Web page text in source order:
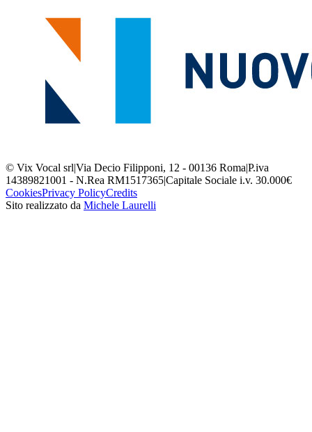
© Vix Vocal srl|Via Decio Filipponi, 12 - 00136 Roma|P.iva
14389821001 - N.Rea RM1517365|Capitale Sociale i.v. 30.000€
CookiesPrivacy PolicyCredits
Sito realizzato da Michele Laurelli